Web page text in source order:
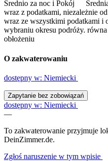
Średnio za noc i Pokój
wraz z podatkami, niezależnie
wraz ze wszystkimi podatkami i
wybraniu okresu podróży. równa
obłożeniu
O zakwaterowaniu
dostępny w: Niemiecki
Zapytanie bez zobowiązań
dostępny w: Niemiecki
—
To zakwaterowanie przyjmuje
DeinZimmer.de.
Zgłoś naruszenie w tym wpisie